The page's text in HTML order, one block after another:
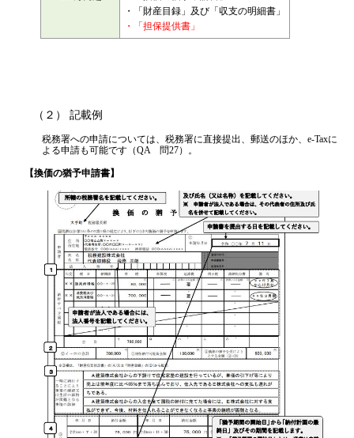
・「換価の猶予申請書」
・「財産目録」及び「収支の明細書」
・「担保提供書」
税務署への申請については、税務署に直接提出、郵送のほか、e-Taxに